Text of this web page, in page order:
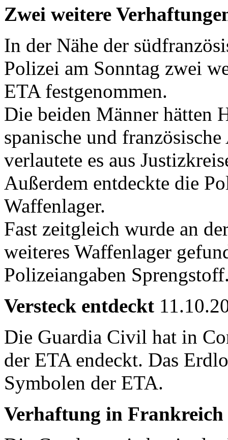
Zwei weitere
In der Nähe der
Polizei am Sonntag zwei
ETAfestgenommen.
Die beiden Männer hätten
spanische und
verlautete es aus
Außerdem entdeckte die
Waffenlager.
Fast zeitgleich wurde an
weiteres Waffenlager
Polizeiangaben
Versteck entdeckt
Die Guardia Civil hat in
der ETAendeckt. Das
Symbolen der ETA.
Verhaftung in Frankreich